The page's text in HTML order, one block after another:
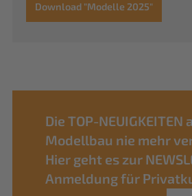
Download "Modelle 2025"
Die TOP-NEUIGKEITEN
Modellbau nie mehr
Hier geht es zur
Anmeldung für